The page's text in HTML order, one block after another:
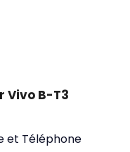
Vivo B-T3
et Téléphone